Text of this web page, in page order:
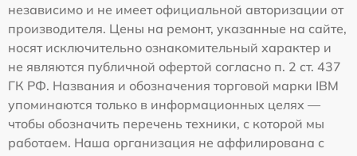
независимо и не имеет официальной авторизации от
производителя. Цены на ремонт, указанные на сайте,
носят исключительно ознакомительный характер и
не являются публичной офертой согласно п. 2 ст. 437
ГК РФ. Названия и обозначения торговой марки IBM
упоминаются только в информационных целях —
чтобы обозначить перечень техники, с которой мы
работаем. Наша организация не аффилирована с